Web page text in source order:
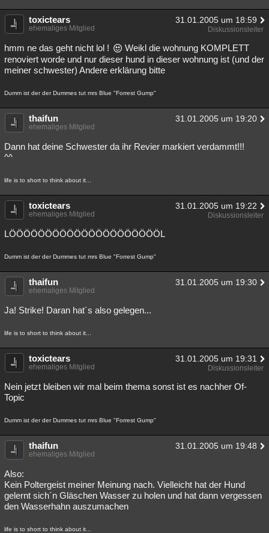
toxictears 31.01.2005 um 18:59
ehemaliges Mitglied Diskussionsleiter
hmm ne das geht nicht lol !
Weikl die wohnung KOMPLETT
renoviert worde und nur dieser hund in dieser wohnung ist (und der
meiner schwester) Andere erklärung bitte
Dumm ist der der Dummes tut mrs Blue "Forrest Gump"
thaifun 31.01.2005 um 19:20
ehemaliges Mitglied
Dann hat deine Schwester da ihr Revier markiert verdammt!!!
^^
life is to short to think about it...
toxictears 31.01.2005 um 19:22
ehemaliges Mitglied Diskussionsleiter
LÖÖÖÖÖÖÖÖÖÖÖÖÖÖÖÖÖÖÖÖÖL
Dumm ist der der Dummes tut mrs Blue "Forrest Gump"
thaifun 31.01.2005 um 19:30
ehemaliges Mitglied
Ja! Strike! Daran hat´s also gelegen...
life is to short to think about it...
toxictears 31.01.2005 um 19:31
ehemaliges Mitglied Diskussionsleiter
Nein jetzt bleiben wir mal beim thema sonst ist es nachher Of-
Topic
Dumm ist der der Dummes tut mrs Blue "Forrest Gump"
thaifun 31.01.2005 um 19:48
ehemaliges Mitglied
Also:
Kein Poltergeist meiner Meinung nach. Vielleicht hat der Hund
gelernt sich´n Gläschen Wasser zu holen und hat dann vergessen
den Wasserhahn auszumachen
life is to short to think about it...